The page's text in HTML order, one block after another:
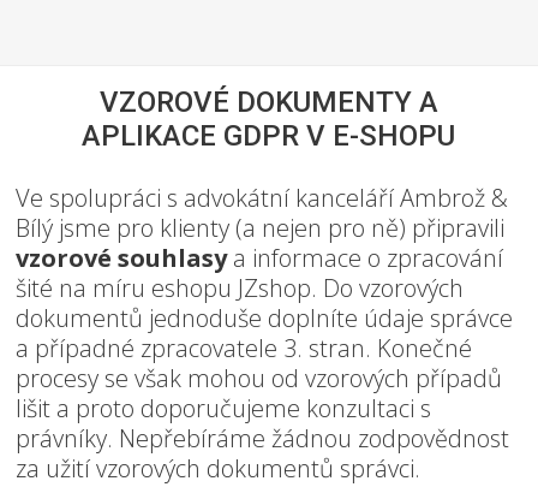
VZOROVÉ DOKUMENTY A
APLIKACE GDPR V E-SHOPU
Ve spolupráci s advokátní kanceláří Ambrož &
Bílý jsme pro klienty (a nejen pro ně) připravili
vzorové souhlasya informace o zpracování
šité na míru eshopu JZshop. Do vzorových
dokumentů jednoduše doplníte údaje správce
a případné zpracovatele 3. stran. Konečné
procesy se však mohou od vzorových případů
lišit a proto doporučujeme konzultaci s
právníky. Nepřebíráme žádnou zodpovědnost
za užití vzorových dokumentů správci.